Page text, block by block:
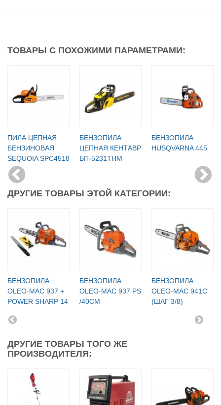
ТОВАРЫ С ПОХОЖИМИ ПАРАМЕТРАМИ:
ПИЛА ЦЕПНАЯ
БЕНЗИНОВАЯ
SEQUOIA SPC4518
БЕНЗОПИЛА
ЦЕПНАЯ КЕНТАВР
БП-5231ТНМ
БЕНЗОПИЛА
HUSQVARNA 445
ДРУГИЕ ТОВАРЫ ЭТОЙ КАТЕГОРИИ:
БЕНЗОПИЛА
OLEO-МАC 937 +
POWER SHARP 14
БЕНЗОПИЛА
OLEO-МАC 937 PS
/40СМ
БЕНЗОПИЛА
OLEO-МАC 941C
(ШАГ 3/8)
ДРУГИЕ ТОВАРЫ ТОГО ЖЕ
ПРОИЗВОДИТЕЛЯ: